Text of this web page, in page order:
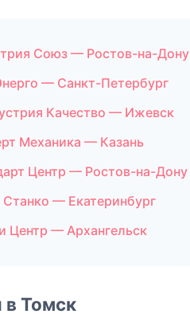
Союз — Ростов-на-Дону
— Санкт-Петербург
Качество — Ижевск
Механика — Казань
Центр — Ростов-на-Дону
— Екатеринбург
Центр — Архангельск
в Томск